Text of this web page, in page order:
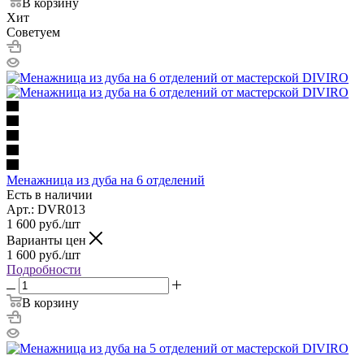
Хит
Советуем
Менажница из дуба на 6 отделений
Есть в наличии
Арт.: DVR013
1 600 руб./шт
Варианты цен
1 600 руб./шт
Подробности
В корзину